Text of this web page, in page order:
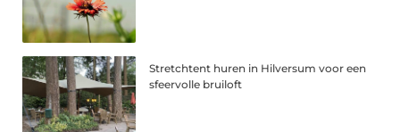
Stretchtent huren in Hilversum voor een
sfeervolle bruiloft